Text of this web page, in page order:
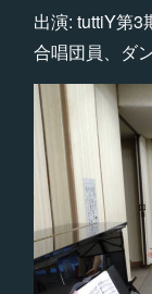
出演: tuttiY第3
合唱団員、ダ